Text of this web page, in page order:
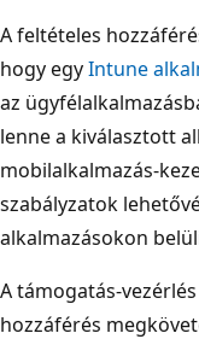
A feltételes
hogy egyIntune
az
lenne a kiválasztott
mobilalkalmazás-
szabályzatok
alkalmazásokon
A támogatás-
hozzáférés